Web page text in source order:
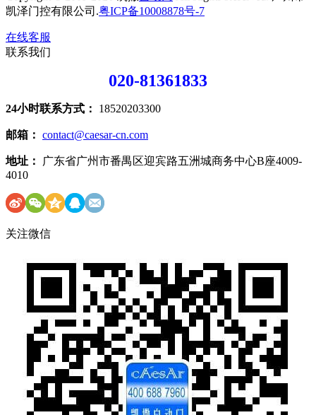
凯泽门控有限公司.粤ICP备10008878号-7
在线客服
联系我们
020-81361833
24小时联系方式： 18520203300
邮箱： contact@caesar-cn.com
地址：
广东省广州市番禺区迎宾路五洲城商务中心B座4009-
4010
关注微信